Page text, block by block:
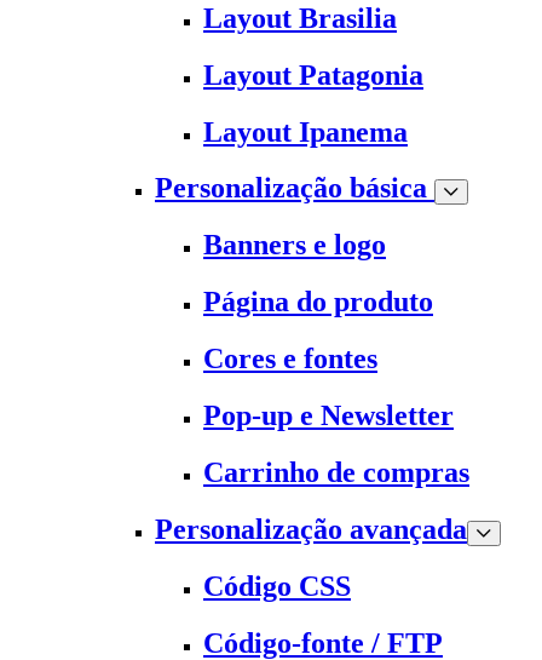
Layout Brasilia
Layout Patagonia
Layout Ipanema
Personalização básica
Banners e logo
Página do produto
Cores e fontes
Pop-up e Newsletter
Carrinho de compras
Personalização avançada
Código CSS
Código-fonte / FTP